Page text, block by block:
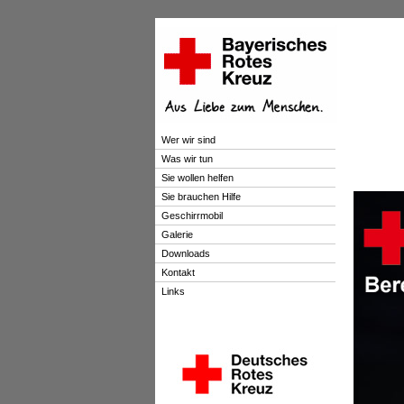
Wer wir sind
Was wir tun
Sie wollen helfen
Sie brauchen Hilfe
Geschirrmobil
Galerie
Downloads
Kontakt
Links